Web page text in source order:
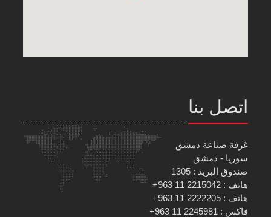
اتصل بنا
غرفة صناعة دمشق
سوريا - دمشق
صندوق البريد : 1305
هاتف : 2215042 11 963+
هاتف : 2222205 11 963+
فاكس : 2245981 11 963+